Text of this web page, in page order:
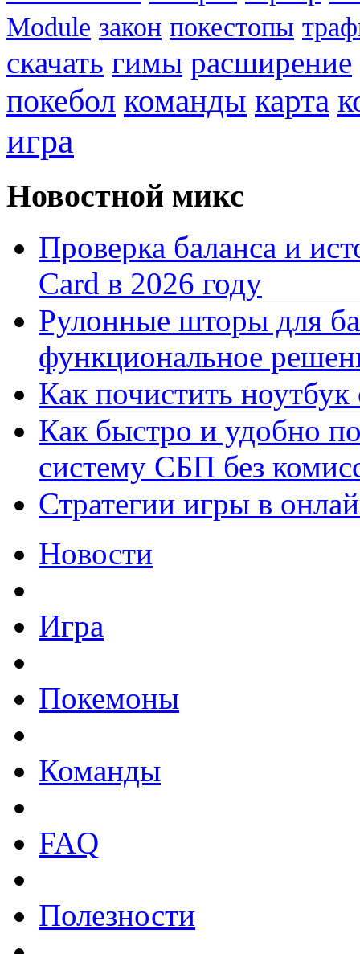
Module закон покестопы
скачать гимы расширение
покебол команды карта
игра
Новостной микс
Проверка баланса и
Card в 2026 году
Рулонные шторы для
функциональное
Как почистить
Как быстро и удобно
систему СБП без
Стратегии игры в
Новости
Игра
Покемоны
Команды
FAQ
Полезности